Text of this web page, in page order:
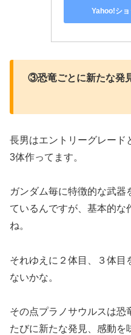
Yahoo!シ
③恐竜ごとに新たな発
長男はエントリーグレード
3体作ってます。
ガンダム毎に特徴的な武器
ているんですが、基本的な
ね。
それゆえに２体目、３体目
ないかな。
その点プラノサウルスは恐
たびに新たな発見、感動を